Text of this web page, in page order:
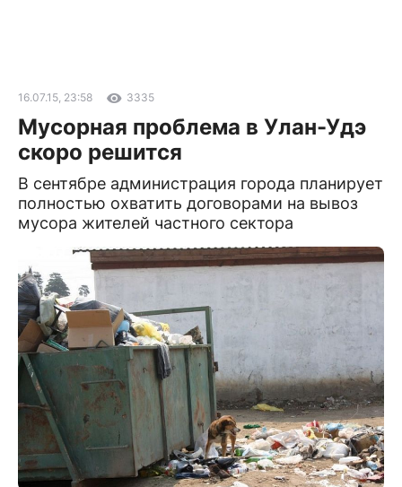
16.07.15, 23:58 3335
Мусорная проблема в Улан-Удэ
скоро решится
В сентябре администрация города планирует
полностью охватить договорами на вывоз
мусора жителей частного сектора